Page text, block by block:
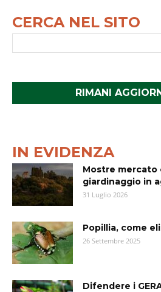
CERCA NEL SITO
RIMANI
IN EVIDENZA
Mostre mercato
giardinaggio in
31 Luglio 2026
Popillia, come
26 Settembre 2025
Difendere i